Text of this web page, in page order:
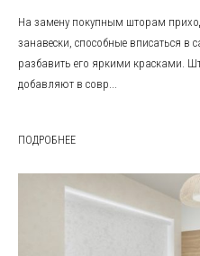
На замену покупным шторам
занавески, способные вписаться в
разбавить его яркими красками.
добавляют в совр...
ПОДРОБНЕЕ